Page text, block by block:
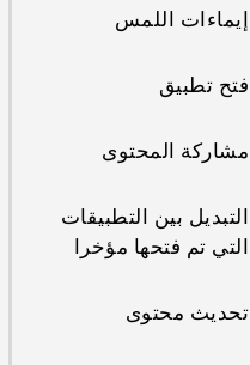
إيماءات اللمس
فتح تطبيق
مشاركة المحتوى
التبديل بين التطبيقات
التي تم فتحها مؤخرا
تحديث محتوى